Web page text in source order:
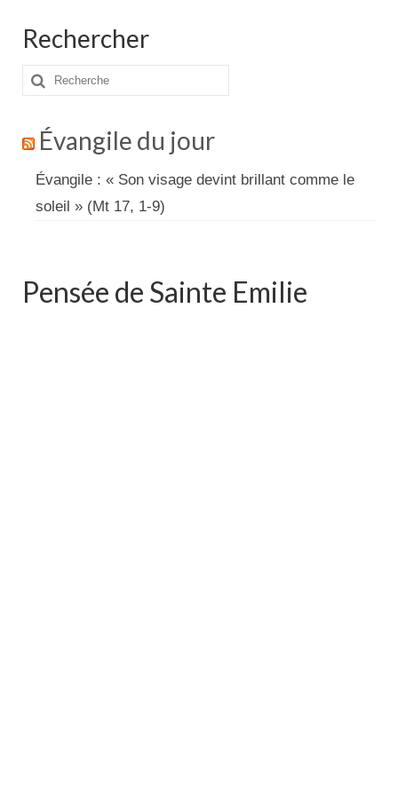
Rechercher
Rechercher
:
Évangile du jour
Évangile : « Son visage devint brillant comme le
soleil » (Mt 17, 1-9)
Pensée de Sainte Emilie